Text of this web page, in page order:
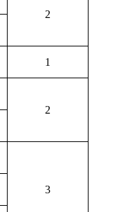
2
1
2
3